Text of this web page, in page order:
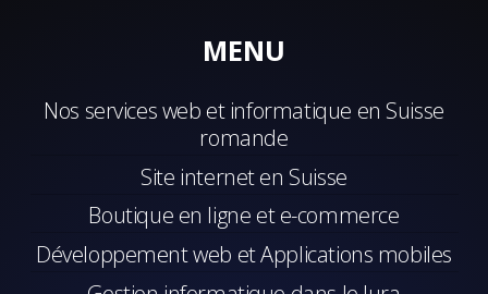
MENU
Nos services web et informatique en Suisse
romande
Site internet en Suisse
Boutique en ligne et e-commerce
Développement web et Applications mobiles